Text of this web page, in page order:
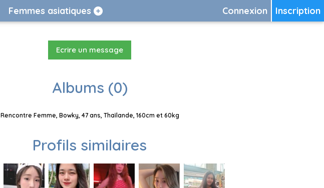
Inscription
Connexion
Femmes asiatiques
Ecrire un message
Albums (0)
Rencontre Femme, Bowky, 47 ans, Thaïlande, 160cm et 60kg
Profils similaires